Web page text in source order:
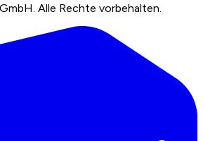
Alle Rechte vorbehalten.